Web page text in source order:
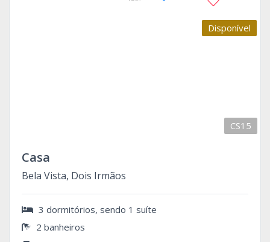
Disponível
CS15
Casa
Bela Vista, Dois Irmãos
3 dormitórios, sendo 1 suíte
2 banheiros